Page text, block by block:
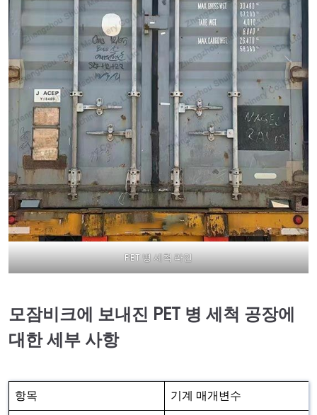
PET 병 세척 라인
모잠비크에 보내진 PET 병 세척 공장에
대한 세부 사항
항목 기계 매개변수